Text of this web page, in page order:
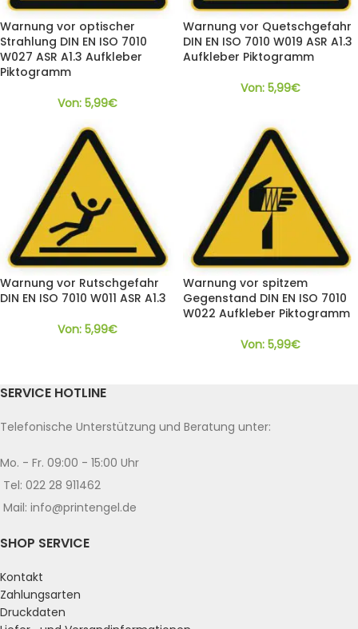
Warnung vor optischer
Strahlung DIN EN ISO 7010
W027 ASR A1.3 Aufkleber
Piktogramm
Von: 5,99€
Warnung vor Quetschgefahr
DIN EN ISO 7010 W019 ASR A1.3
Aufkleber Piktogramm
Von: 5,99€
Warnung vor Rutschgefahr
DIN EN ISO 7010 W011 ASR A1.3
Von: 5,99€
Warnung vor spitzem
Gegenstand DIN EN ISO 7010
W022 Aufkleber Piktogramm
Von: 5,99€
SERVICE HOTLINE
Telefonische Unterstützung und Beratung unter:
Mo. - Fr. 09:00 - 15:00 Uhr
Tel: 022 28 911462
Mail: info@printengel.de
SHOP SERVICE
Kontakt
Zahlungsarten
Druckdaten